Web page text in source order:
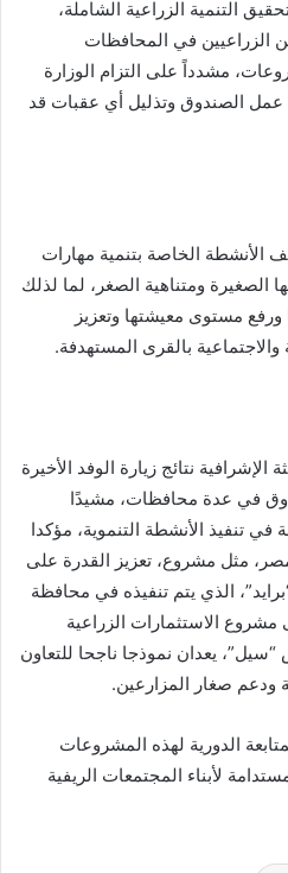
التنمية الزراعية الشاملة،
الزراعيين في المحافظات
مشدداً على التزام الوزارة
عمل الصندوق وتذليل أي عقبات قد
الأنشطة الخاصة بتنمية مهارات
الصغيرة ومتناهية الصغر، لما لذلك
مستوى معيشتها وتعزيز
والاجتماعية بالقرى المستهدفة.
نتائج زيارة الوفد الأخيرة
في عدة محافظات، مشيدًا
في تنفيذ الأنشطة التنموية، مؤكدا
مثل مشروع، تعزيز القدرة على
الذي يتم تنفيذه في محافظة
الاستثمارات الزراعية
يعدان نموذجا ناجحا للتعاون
ودعم صغار المزارعين.
الدورية لهذه المشروعات
لأبناء المجتمعات الريفية